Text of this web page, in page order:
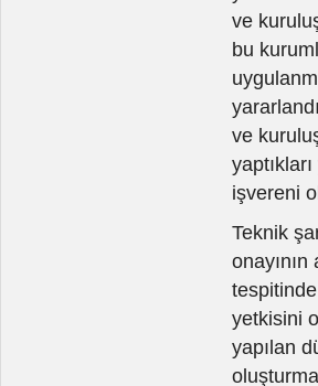
ve
bu
ve
işvereni
Teknik
yetkisini
yapılan